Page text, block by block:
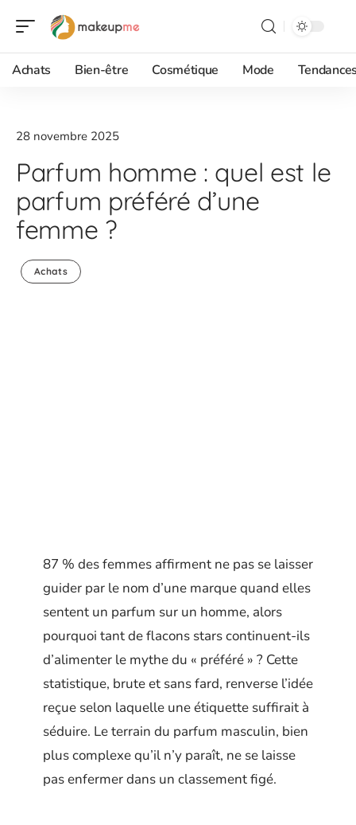
Achats Bien-être Cosmétique Mode
28 novembre 2025
Parfum homme : quel est le
parfum préféré d’une
femme ?
Achats
87 % des femmes affirment ne pas se laisser
guider par le nom d’une marque quand elles
sentent un parfum sur un homme, alors
pourquoi tant de flacons stars continuent-ils
d’alimenter le mythe du « préféré » ? Cette
statistique, brute et sans fard, renverse l’idée
reçue selon laquelle une étiquette suffirait à
séduire. Le terrain du parfum masculin, bien
plus complexe qu’il n’y paraît, ne se laisse
pas enfermer dans un classement figé.